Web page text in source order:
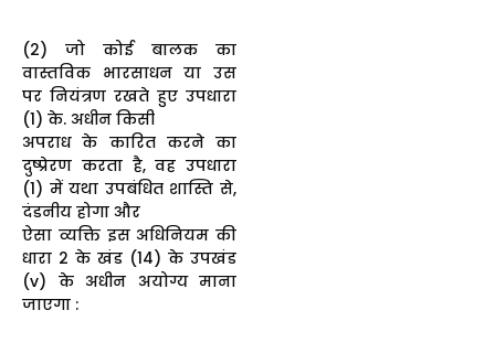
(2) जो कोई बालक का
वास्तविक भारसाधन या उस
पर नियंत्रण रखते हुए उपधारा
(1) के. अधीन किसी
अपराध के कारित करने का
दुष्प्रेरण करता है, वह उपधारा
(1) में यथा उपबंधित शास्ति से,
दंडनीय होगा और
ऐसा व्यक्ति इस अधिनियम की
धारा 2 के खंड (14) के उपखंड
(v) के अधीन अयोग्य माना
जाएगा :